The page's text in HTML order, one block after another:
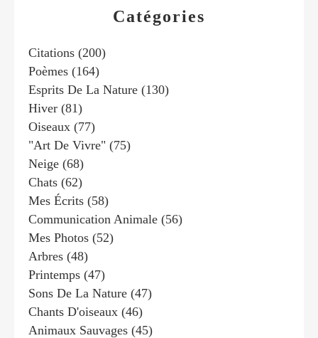
Catégories
Citations (200)
Poèmes (164)
Esprits De La Nature (130)
Hiver (81)
Oiseaux (77)
"art De Vivre" (75)
Neige (68)
Chats (62)
Mes Écrits (58)
Communication Animale (56)
Mes Photos (52)
Arbres (48)
Printemps (47)
Sons De La Nature (47)
Chants D'oiseaux (46)
Animaux Sauvages (45)